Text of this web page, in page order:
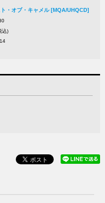
・オブ・キャメル [MQA/UHQCD]
込)